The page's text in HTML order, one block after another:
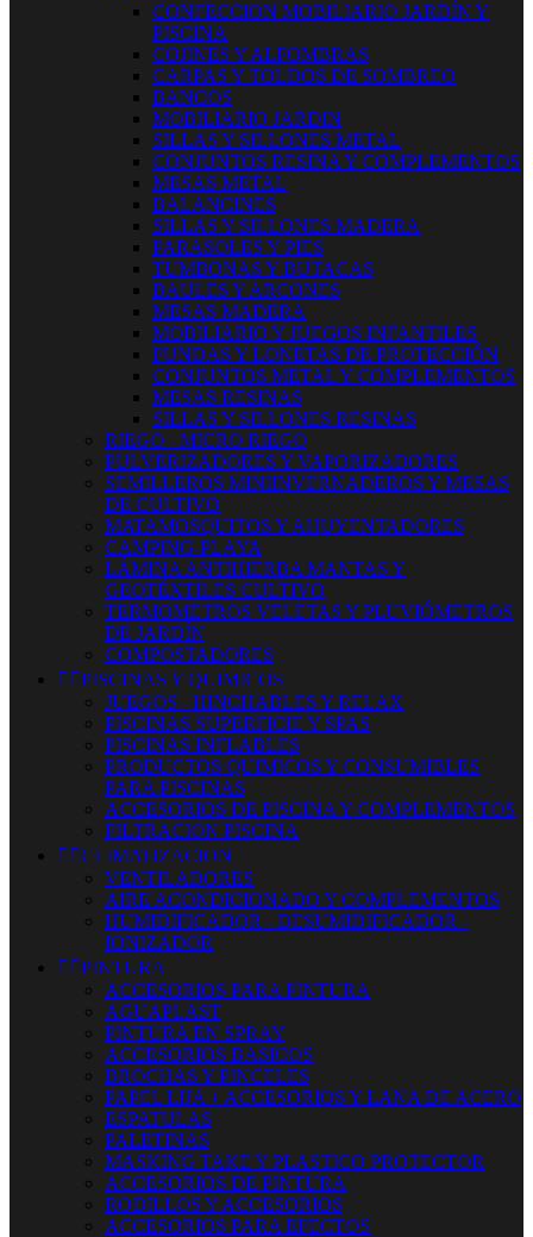
CONFECCION MOBILIARIO JARDÍN Y
PISCINA
COJINES Y ALFOMBRAS
CARPAS Y TOLDOS DE SOMBREO
BANCOS
MOBILIARIO JARDIN
SILLAS Y SILLONES METAL
CONJUNTOS RESINA Y COMPLEMENTOS
MESAS METAL
BALANCINES
SILLAS Y SILLONES MADERA
PARASOLES Y PIES
TUMBONAS Y BUTACAS
BAULES Y ARCONES
MESAS MADERA
MOBILIARIO Y JUEGOS INFANTILES
FUNDAS Y LONETAS DE PROTECCIÓN
CONJUNTOS METAL Y COMPLEMENTOS
MESAS RESINAS
SILLAS Y SILLONES RESINAS
RIEGO - MICRO RIEGO
PULVERIZADORES Y VAPORIZADORES
SEMILLEROS MINIINVERNADEROS Y MESAS
DE CULTIVO
MATAMOSQUITOS Y AHUYENTADORES
CAMPING-PLAYA
LÁMINA ANTIHIERBA MANTAS Y
GEOTÉXTILES CULTIVO
TERMOMETROS VELETAS Y PLUVIÓMETROS
DE JARDÍN
COMPOSTADORES
 PISCINAS Y QUIMICOS
JUEGOS - HINCHABLES Y RELAX
PISCINAS SUPERFICIE Y SPAS
PISCINAS INFLABLES
PRODUCTOS QUIMICOS Y CONSUMIBLES
PARA PISCINAS
ACCESORIOS DE PISCINA Y COMPLEMENTOS
FILTRACION PISCINA
 CLIMATIZACION
VENTILADORES
AIRE ACONDICIONADO Y COMPLEMENTOS
HUMIDIFICADOR - DESUMIDIFICADOR -
IONIZADOR
 PINTURA
ACCESORIOS PARA PINTURA
AGUAPLAST
PINTURA EN SPRAY
ACCESORIOS BASICOS
BROCHAS Y PINCELES
PAPEL LIJA + ACCESORIOS Y LANA DE ACERO
ESPATULAS
PALETINAS
MASKING TAKE Y PLASTICO PROTECTOR
ACCESORIOS DE PINTURA
RODILLOS Y ACCESORIOS
ACCESORIOS PARA EFECTOS